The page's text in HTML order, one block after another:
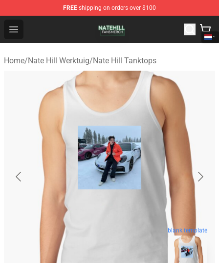
FREE shipping on orders over $100
Open menu
Nate Hill Shop - Official Nate Hill Merchandise Store
Home/Nate Hill Werktuig/Nate Hill Tanktops
blank template